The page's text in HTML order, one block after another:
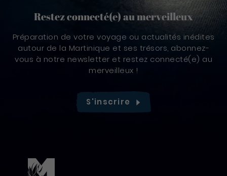
Restez connecté(e) au merveilleux
Préparation de votre voyage ou actualités inédites
autour de la Martinique et ses trésors, abonnez-
vous à notre newsletter et restez connecté(e) au
merveilleux !
S'inscrire